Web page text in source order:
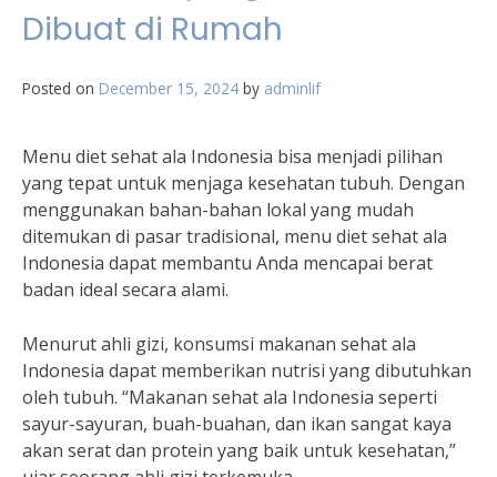
Dibuat di Rumah
Posted on December 15, 2024 by adminlif
Menu diet sehat ala Indonesia bisa menjadi pilihan
yang tepat untuk menjaga kesehatan tubuh. Dengan
menggunakan bahan-bahan lokal yang mudah
ditemukan di pasar tradisional, menu diet sehat ala
Indonesia dapat membantu Anda mencapai berat
badan ideal secara alami.
Menurut ahli gizi, konsumsi makanan sehat ala
Indonesia dapat memberikan nutrisi yang dibutuhkan
oleh tubuh. “Makanan sehat ala Indonesia seperti
sayur-sayuran, buah-buahan, dan ikan sangat kaya
akan serat dan protein yang baik untuk kesehatan,”